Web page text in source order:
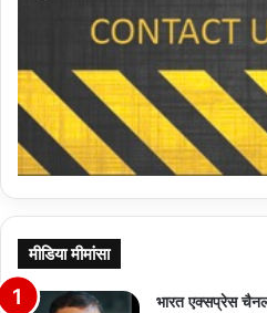
मीडिया मीमांसा
भारत एक्सप्रेस चैनल